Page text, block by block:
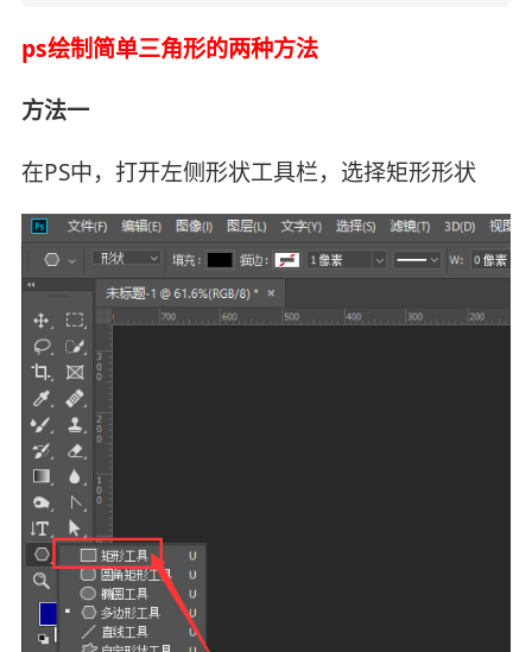
ps绘制简单三角形的两种方法
方法一
在PS中，打开左侧形状工具栏，选择矩形形状